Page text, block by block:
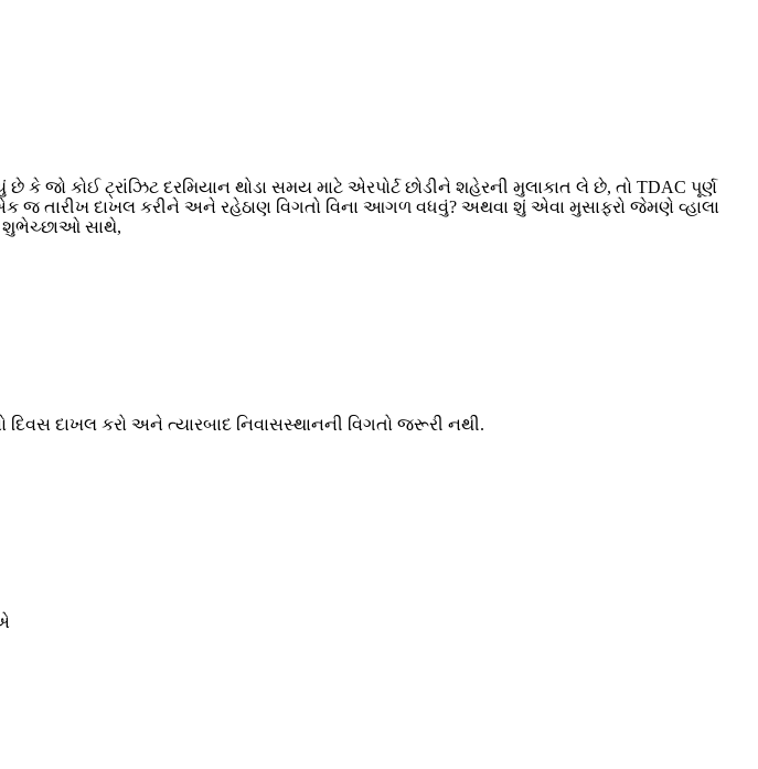
કોઈ ટ્રાંઝિટ દરમિયાન થોડા સમય માટે એરપોર્ટ છોડીને શહેરની મુલાકાત લે છે, તો TDAC પૂર્ણ
તારીખ દાખલ કરીને અને રહેઠાણ વિગતો વિના આગળ વધવું? અથવા શું એવા મુસાફરો જેમણે વ્હાલા
શુભેચ્છાઓ સાથે,
દાખલ કરો અને ત્યારબાદ નિવાસસ્થાનની વિગતો જરૂરી નથી.